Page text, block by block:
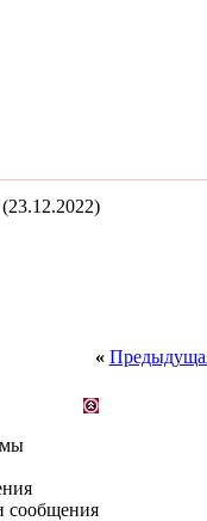
(23.12.2022)
«
сообщения